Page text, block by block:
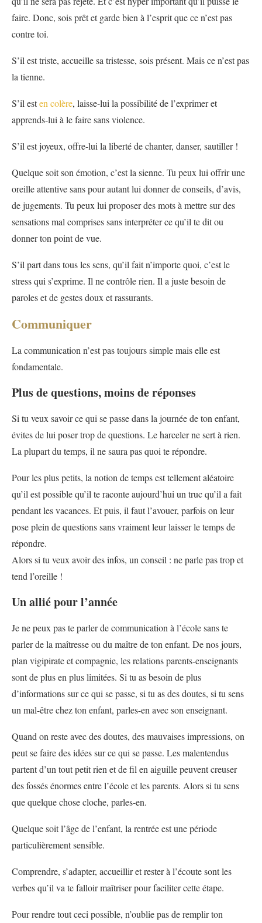
faire. Donc, sois prêt et garde bien à l’esprit que ce n’est pas
contre toi.
S’il est triste, accueille sa tristesse, sois présent. Mais ce n’est pas
la tienne.
S’il esten colère, laisse-lui la possibilité de l’exprimer et
apprends-lui à le faire sans violence.
S’il est joyeux, offre-lui la liberté de chanter, danser, sautiller !
Quelque soit son émotion, c’est la sienne. Tu peux lui offrir une
oreille attentive sans pour autant lui donner de conseils, d’avis,
de jugements. Tu peux lui proposer des mots à mettre sur des
sensations mal comprises sans interpréter ce qu’il te dit ou
donner ton point de vue.
S’il part dans tous les sens, qu’il fait n’importe quoi, c’est le
stress qui s’exprime. Il ne contrôle rien. Il a juste besoin de
paroles et de gestes doux et rassurants.
Communiquer
La communication n’est pas toujours simple mais elle est
fondamentale.
Plus de questions, moins de réponses
Si tu veux savoir ce qui se passe dans la journée de ton enfant,
évites de lui poser trop de questions. Le harceler ne sert à rien.
La plupart du temps, il ne saura pas quoi te répondre.
Pour les plus petits, la notion de temps est tellement aléatoire
qu’il est possible qu’il te raconte aujourd’hui un truc qu’il a fait
pendant les vacances. Et puis, il faut l’avouer, parfois on leur
pose plein de questions sans vraiment leur laisser le temps de
répondre.
Alors si tu veux avoir des infos, un conseil : ne parle pas trop et
tend l’oreille !
Un allié pour l’année
Je ne peux pas te parler de communication à l’école sans te
parler de la maîtresse ou du maître de ton enfant. De nos jours,
plan vigipirate et compagnie, les relations parents-enseignants
sont de plus en plus limitées. Si tu as besoin de plus
d’informations sur ce qui se passe, si tu as des doutes, si tu sens
un mal-être chez ton enfant, parles-en avec son enseignant.
Quand on reste avec des doutes, des mauvaises impressions, on
peut se faire des idées sur ce qui se passe. Les malentendus
partent d’un tout petit rien et de fil en aiguille peuvent creuser
des fossés énormes entre l’école et les parents. Alors si tu sens
que quelque chose cloche, parles-en.
Quelque soit l’âge de l’enfant, la rentrée est une période
particulièrement sensible.
Comprendre, s’adapter, accueillir et rester à l’écoute sont les
verbes qu’il va te falloir maîtriser pour faciliter cette étape.
Pour rendre tout ceci possible, n’oublie pas de remplir ton